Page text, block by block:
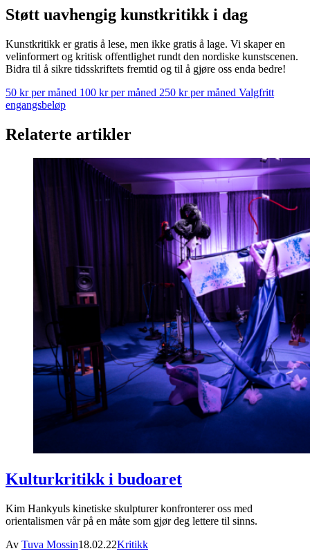
Støtt uavhengig kunstkritikk i dag
Kunstkritikk er gratis å lese, men ikke gratis å lage. Vi skaper en
velinformert og kritisk offentlighet rundt den nordiske kunstscenen.
Bidra til å sikre tidsskriftets fremtid og til å gjøre oss enda bedre!
50 kr per måned 100 kr per måned 250 kr per måned Valgfritt
engangsbeløp
Relaterte artikler
Kulturkritikk i budoaret
Kim Hankyuls kinetiske skulpturer konfronterer oss med
orientalismen vår på en måte som gjør deg lettere til sinns.
Av Tuva Mossin18.02.22Kritikk